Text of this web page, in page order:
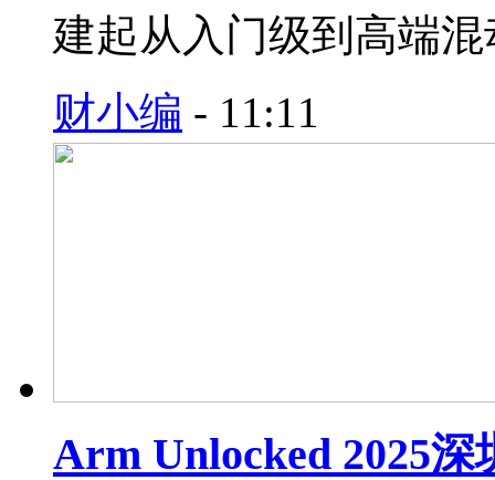
建起从入门级到高端
财小编 - 11:11
Arm Unlocked 2025